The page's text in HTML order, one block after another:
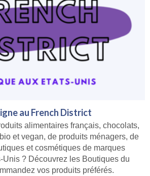
au French District
alimentaires français, chocolats,
et vegan, de produits ménagers, de
et cosmétiques de marques
Unis ? Découvrez les Boutiques du
vos produits préférés.